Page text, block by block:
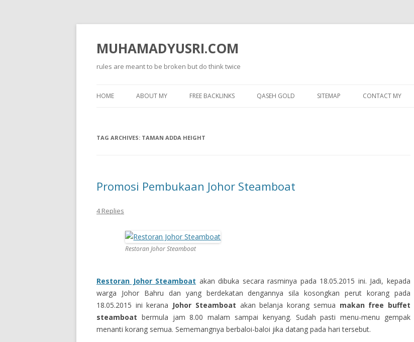
MUHAMADYUSRI.COM
rules are meant to be broken but do think twice
to
HOME ABOUT MY FREE BACKLINKS QASEH GOLD SITEMAP CONTACT MY
TAG ARCHIVES: TAMAN ADDA HEIGHT
Promosi Pembukaan Johor ‎Steamboat
4 Replies
Restoran Johor Steamboat
Restoran Johor Steamboat akan dibuka secara rasminya pada 18.05.2015 ini. Jadi, kepada
warga Johor Bahru dan yang berdekatan dengannya sila kosongkan perut korang pada
18.05.2015 ini kerana Johor Steamboat akan belanja korang semua makan free‬ buffet
steamboat bermula jam 8.00 malam sampai kenyang. Sudah pasti menu-menu gempak
menanti korang semua. Sememangnya ‎berbaloi-baloi jika datang pada hari tersebut.